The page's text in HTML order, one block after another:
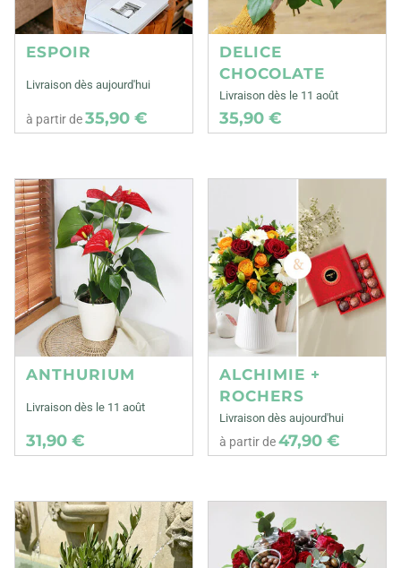
ESPOIR
Livraison dès aujourd'hui
à partir de35,90 €
DELICE
CHOCOLATE
Livraison dès le 11 août
35,90 €
ANTHURIUM
Livraison dès le 11 août
31,90 €
ALCHIMIE +
ROCHERS
Livraison dès aujourd'hui
à partir de47,90 €